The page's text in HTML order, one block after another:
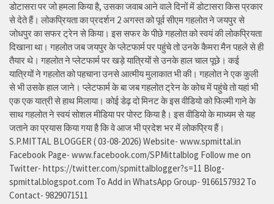
डोटासरा पर जो हमला किया है, उसका जवाब आने वाले दिनों में डोटासरा किस प्रकार
से देते हैं। लोकप्रियता का प्रदर्शन 2 अगस्त को पूर्व सीएम गहलोत ने जयपुर से
जोधपुर का सफर ट्रेन से किया। इस सफर के पीछे गहलोत को स्वयं की लोकप्रियता
दिखाना था। गहलोत जब जयपुर के प्लेटफार्म पर पहुंचे तो उनके कैमरा मैन पहले से ही
तैयार थे। गहलोत ने प्लेटफार्म पर खड़े यात्रियों से उनके हाल चाल पूछे। कई
यात्रियों ने गहलोत को पहचाना उनसे आत्मीय मुलाकात भी की। गहलोत ने एक कुली
से भी उसके हाल जाने। प्लेटफार्म के बा जब गहलोत ट्रेन के कोच में पहुंचे तो यहां भी
एक एक यात्री से हाथ मिलाया। कोई डेढ़ दो मिनट के इस वीडियो को फिल्मी गाने के
साथ गहलोत ने स्वयं सोशल मीडिया पर पोस्ट किया है। इस वीडियो के माध्यम से यह
जताने का प्रयास किया गया है कि वे आज भी प्रदेश भर में लोकप्रिय हैं।
S.P.MITTAL BLOGGER ( 03-08-2026) Website- www.spmittal.in
Facebook Page- www.facebook.com/SPMittalblog Follow me on
Twitter- https://twitter.com/spmittalblogger?s=11 Blog-
spmittal.blogspot.com To Add in WhatsApp Group- 9166157932 To
Contact- 9829071511